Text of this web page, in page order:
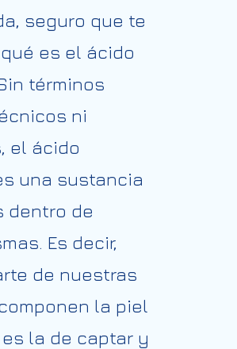
seguro que te
es el ácido
términos
ni
el ácido
una sustancia
dentro de
Es decir,
de nuestras
la piel
la de captar y